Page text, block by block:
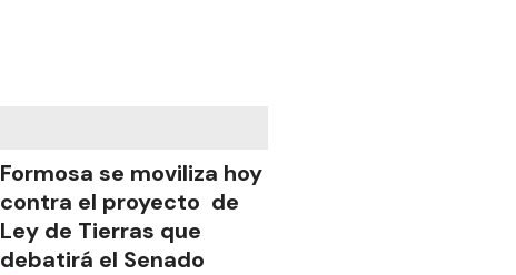
Formosa se moviliza hoy
contra el proyecto de
Ley de Tierras que
debatirá el Senado